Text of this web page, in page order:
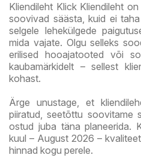
Kliendileht Klick Kliendileht
soovivad säästa, kuid ei
selgele lehekülgede
mida vajate. Olgu selleks
erilised hooajatooted või
kaubamärkidelt – sellest
kohast.
Ärge unustage, et
piiratud, seetõttu soovitame
ostud juba täna planeerida.
kuul – August 2026 –
hinnad kogu perele.